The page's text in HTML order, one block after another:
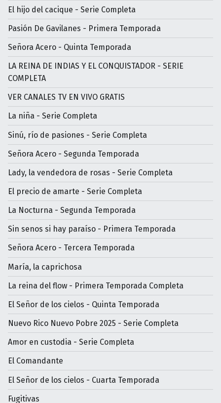
El hijo del cacique - Serie Completa
Pasión De Gavilanes - Primera Temporada
Señora Acero - Quinta Temporada
LA REINA DE INDIAS Y EL CONQUISTADOR - SERIE
COMPLETA
VER CANALES TV EN VIVO GRATIS
La niña - Serie Completa
Sinú, río de pasiones - Serie Completa
Señora Acero - Segunda Temporada
Lady, la vendedora de rosas - Serie Completa
El precio de amarte - Serie Completa
La Nocturna - Segunda Temporada
Sin senos si hay paraíso - Primera Temporada
Señora Acero - Tercera Temporada
María, la caprichosa
La reina del flow - Primera Temporada Completa
El Señor de los cielos - Quinta Temporada
Nuevo Rico Nuevo Pobre 2025 - Serie Completa
Amor en custodia - Serie Completa
El Comandante
El Señor de los cielos - Cuarta Temporada
Fugitivas